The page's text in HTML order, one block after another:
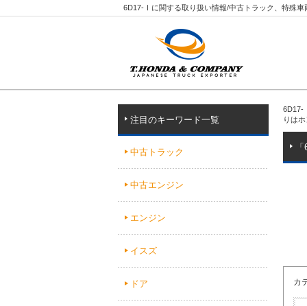
6D17-Ⅰに関する取り扱い情報/中古トラック、特殊車
注目のキーワード一覧
中古トラック
中古エンジン
エンジン
イスズ
ドア
6D17-
りは
カ